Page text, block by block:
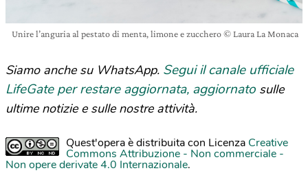
Unire l’anguria al pestato di menta, limone e zucchero © Laura La Monaca
Siamo anche su WhatsApp. Segui il canale ufficiale
LifeGate per restare aggiornata, aggiornato sulle
ultime notizie e sulle nostre attività.
Quest'opera è distribuita con Licenza Creative
Commons Attribuzione - Non commerciale -
Non opere derivate 4.0 Internazionale.